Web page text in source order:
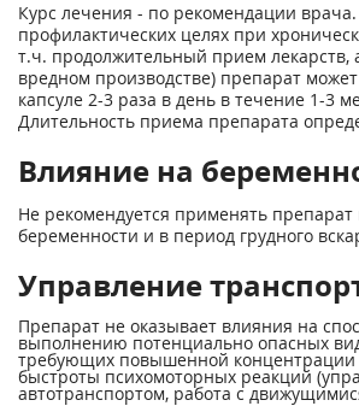
Курс лечения - по рекомендации
профилактических целях при
т.ч. продолжительный прием лекарств,
вредном производстве) препарат
капсуле 2-3 раза в день в течение 1-3
Длительность приема препарата
Влияние на
Не рекомендуется применять препарат
беременности и в период грудного
Управление
Препарат не оказывает влияния на
выполнению потенциально опасных
требующих повышенной
быстроты психомоторных реакций
автотранспортом, работа с